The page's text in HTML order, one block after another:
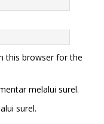
this browser for the
melalui surel.
surel.